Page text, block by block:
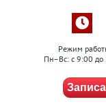
Режим
Пн–Вс: с 9:00 до